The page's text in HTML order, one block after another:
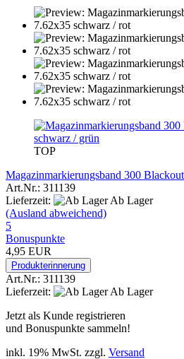
TOP
Magazinmarkierungsband 300
Art.Nr.: 311139
Lieferzeit:
Ab Lager
(Ausland abweichend)
5
Bonuspunkte
4,95 EUR
Produkterinnerung
Art.Nr.: 311139
Lieferzeit:
Ab Lager
Jetzt als Kunde registrieren
und Bonuspunkte sammeln!
inkl. 19% MwSt. zzgl. Versand